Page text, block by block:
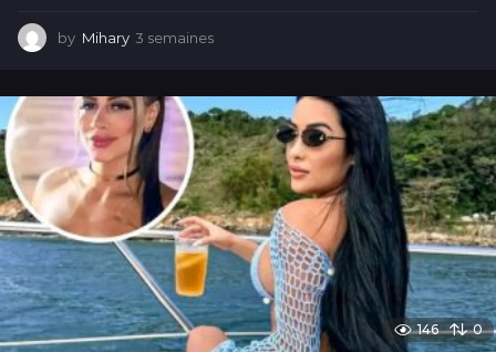
by Mihary 3 semaines
m
a
i
n
e
s
146 0